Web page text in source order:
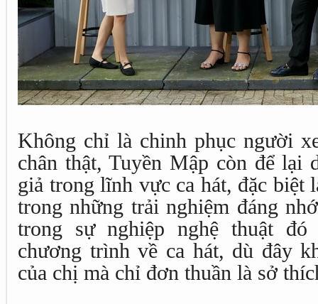
Không chỉ là chinh phục người
chân thật, Tuyền Mập còn để lại
giả trong lĩnh vực ca hát, đặc biệt
trong những trải nghiệm đáng
trong sự nghiệp nghệ thuật
chương trình về ca hát, dù đây
của chị mà chỉ đơn thuần là sở